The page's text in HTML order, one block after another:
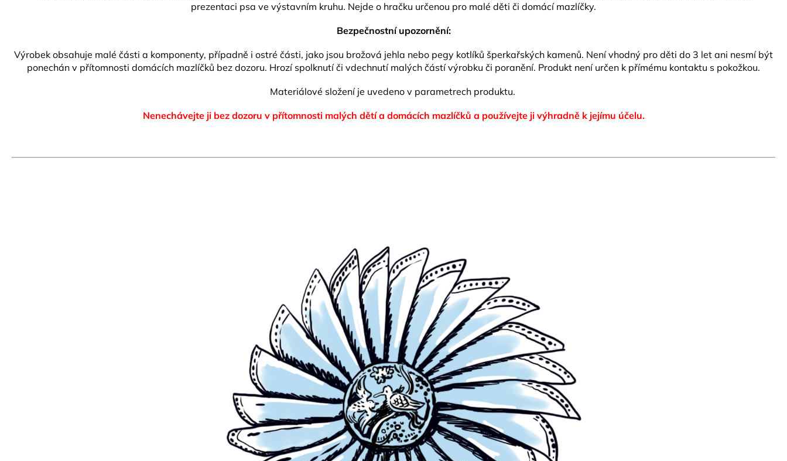
prezentaci psa ve výstavním kruhu. Nejde o hračku určenou pro malé děti či domácí mazlíčky.
Bezpečnostní upozornění:
Výrobek obsahuje malé části a komponenty, případně i ostré části, jako jsou brožová jehla nebo pegy kotlíků šperkařských kamenů. Není vhodný pro děti do 3 let ani nesmí být
ponechán v přítomnosti domácích mazlíčků bez dozoru. Hrozí spolknutí či vdechnutí malých částí výrobku či poranění. Produkt není určen k přímému kontaktu s pokožkou.
Materiálové složení je uvedeno v parametrech produktu.
Nenechávejte ji bez dozoru v přítomnosti malých dětí a domácích mazlíčků a používejte ji výhradně k jejímu účelu.